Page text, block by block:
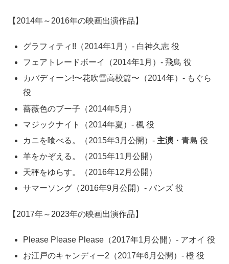
【2014年～2016年の映画出演作品】
グラフィティ!!（2014年1月）- 白神久志 役
フェアトレードボーイ（2014年1月）- 飛鳥 役
カバディーン!〜花吹雪高校篇〜（2014年）- もぐら
役
薔薇色のブー子（2014年5月）
マジックナイト（2014年夏）- 楓 役
カニを喰べる。（2015年3月公開）- 主演 ・青島 役
羊をかぞえる。（2015年11月公開）
天秤をゆらす。（2016年12月公開）
サマーソング（2016年9月公開）- バンズ 役
【2017年～2023年の映画出演作品】
Please Please Please（2017年1月公開）- アオイ 役
お江戸のキャンディー2（2017年6月公開）- 橙 役